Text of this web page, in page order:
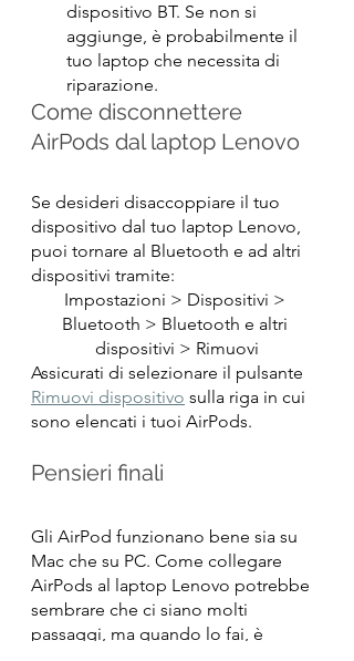
dispositivo BT. Se non si
aggiunge, è probabilmente il
tuo laptop che necessita di
riparazione.
Come disconnettere
AirPods dal laptop Lenovo
Se desideri disaccoppiare il tuo
dispositivo dal tuo laptop Lenovo,
puoi tornare al Bluetooth e ad altri
dispositivi tramite:
Impostazioni > Dispositivi >
Bluetooth > Bluetooth e altri
dispositivi > Rimuovi
Assicurati di selezionare il pulsante
Rimuovi dispositivo sulla riga in cui
sono elencati i tuoi AirPods.
Pensieri finali
Gli AirPod funzionano bene sia su
Mac che su PC. Come collegare
AirPods al laptop Lenovo potrebbe
sembrare che ci siano molti
passaggi, ma quando lo fai, è